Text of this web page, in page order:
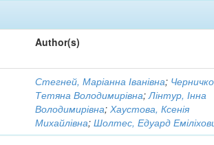
Author(s)
Стегней, Маріанна Іванівна;
Тетяна Володимирівна;Лінтур, Інна
Володимирівна;Хаустова, Ксенія
Михайлівна;Шолтес, Едуард